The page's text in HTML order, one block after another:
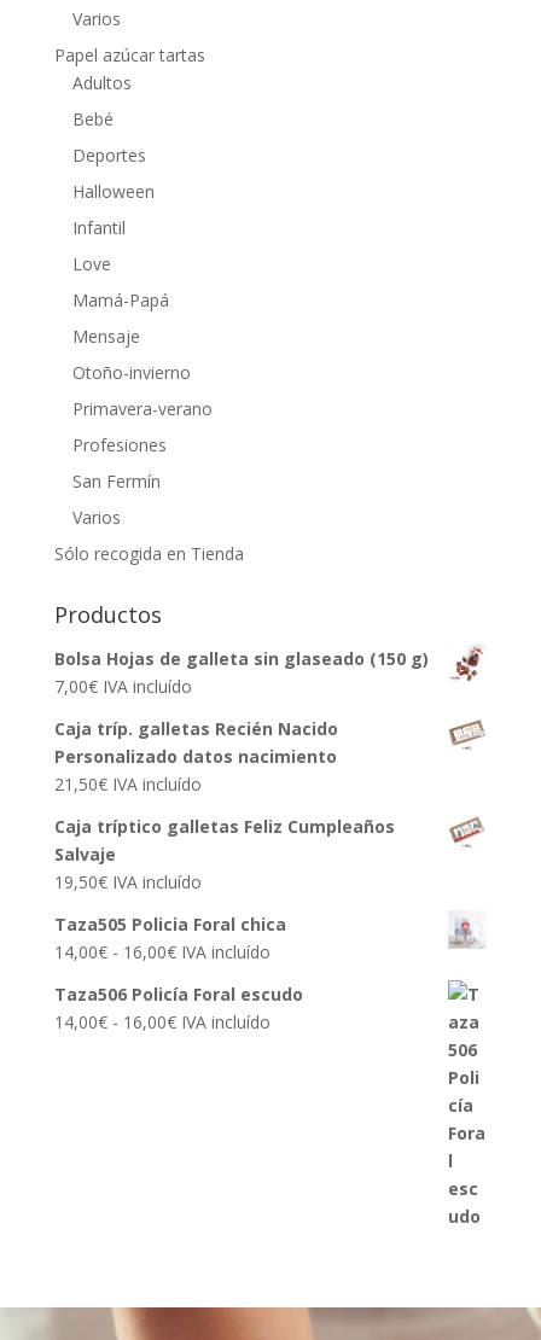
Varios
Papel azúcar tartas
Adultos
Bebé
Deportes
Halloween
Infantil
Love
Mamá-Papá
Mensaje
Otoño-invierno
Primavera-verano
Profesiones
San Fermín
Varios
Sólo recogida en Tienda
Productos
Bolsa Hojas de galleta sin glaseado (150 g)
7,00€ IVA incluído
Caja tríp. galletas Recién Nacido
Personalizado datos nacimiento
21,50€ IVA incluído
Caja tríptico galletas Feliz Cumpleaños
Salvaje
19,50€ IVA incluído
Taza505 Policia Foral chica
14,00€ - 16,00€Rango
precios:
desde
IVA incluído
Taza506 Policía Foral escudo
14,00€ - 16,00€Rango
IVA incluído